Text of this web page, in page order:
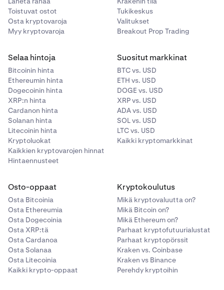
Android-laitteet:
2 Vieritä alaspäin ja valitse SovelluksettaiSovellusten
hallintalaitteesi versiosta riippuen.
3 Etsi ja napauta Kraken Wallet -sovelluksesi nimeä.
4 Napauta Sovellusilmoituksettai vastaavaa
vaihtoehtoa.
5
Kytke kytkin päälle salliaksesi lompakkosovelluksen
ilmoitukset.
6
Voit muokata ilmoitusasetuksia tarkemmin, mukaan
Push-ilmoitusten poistaminen käytöstä:
Apple iOS -laitteet:
1 Avaa Asetukset-sovellus iOS-laitteellasi.
2
Vieritä alaspäin ja etsi Kraken Wallet -sovelluksesi
Jos haluat poistaa lompakkosi ja Secret Recovery Phrase
-palautuslauseesi kokonaan Kraken Walletista, voit
yksinkertaisesti poistaa (poistaa asennuksen) Kraken
Wallet -mobiilisovelluksesi.
TÄRKEÄÄ: Jos poistat (poistat asennuksen) Kraken
Wallet -mobiilisovelluksesi, ainoa tapa päästä käsiksi
lompakoihisi tai palauttaa ne on Secret Recovery
Phrase -palautuslauseesi.
Ilman Secret Recovery Phrase -palautuslausetta varasi
menetetään ikuisesti.
Toistuvat ostot
Osta kryptovaroja
Myy kryptovaroja
Tukikeskus
Valitukset
Breakout Prop Trading
Selaa hintoja
Bitcoinin hinta
Ethereumin hinta
Dogecoinin hinta
XRP:n hinta
Cardanon hinta
Solanan hinta
Litecoinin hinta
Kryptoluokat
Kaikkien kryptovarojen hinnat
Hintaennusteet
Suositut markkinat
BTC vs. USD
ETH vs. USD
DOGE vs. USD
XRP vs. USD
ADA vs. USD
SOL vs. USD
LTC vs. USD
Kaikki kryptomarkkinat
Osto-oppaat
Osta Bitcoinia
Osta Ethereumia
Osta Dogecoinia
Osta XRP:tä
Osta Cardanoa
Osta Solanaa
Osta Litecoinia
Kaikki krypto-oppaat
Kryptokoulutus
Mikä kryptovaluutta on?
Mikä Bitcoin on?
Mikä Ethereum on?
Parhaat kryptofutuurialustat
Parhaat kryptopörssit
Kraken vs. Coinbase
Kraken vs Binance
Perehdy kryptoihin